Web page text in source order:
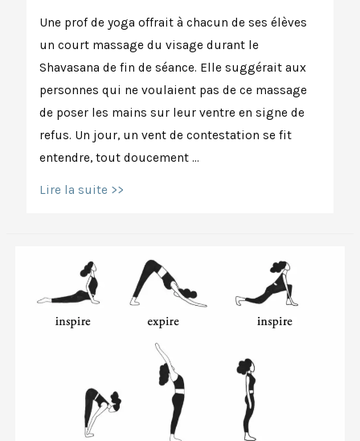
Une prof de yoga offrait à chacun de ses élèves
un court massage du visage durant le
Shavasana de fin de séance. Elle suggérait aux
personnes qui ne voulaient pas de ce massage
de poser les mains sur leur ventre en signe de
refus. Un jour, un vent de contestation se fit
entendre, tout doucement …
5Lire la suite >>